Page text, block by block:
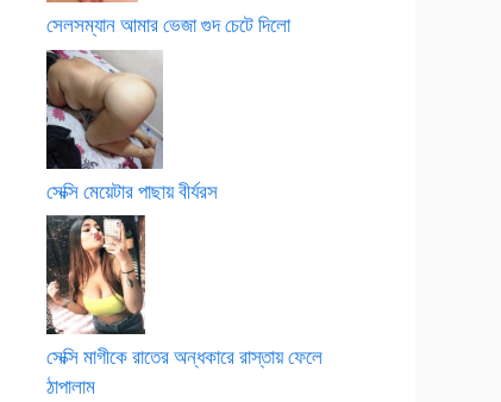
সেলসম্যান আমার ভেজা গুদ চেটে দিলো
সেক্সি মেয়েটার পাছায় বীর্যরস
সেক্সি মাগীকে রাতের অন্ধকারে রাস্তায় ফেলে
ঠাপালাম